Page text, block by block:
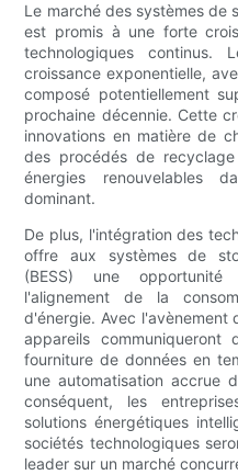
Le marché des systèmes de
est promis à une forte
technologiques continus.
croissance exponentielle,
composé potentiellement
prochaine décennie. Cette
innovations en matière de
des procédés de
énergies renouvelables
dominant.
De plus, l'intégration des
offre aux systèmes de
(BESS) une opportunité
l'alignement de la
d'énergie. Avec l'avènement
appareils
fourniture de données en
une automatisation accrue
conséquent, les
solutions énergétiques
sociétés technologiques
leader sur un marché